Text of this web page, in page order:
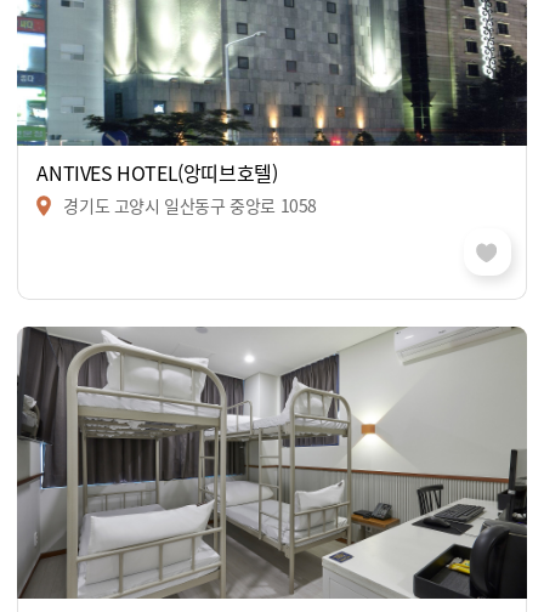
ANTIVES HOTEL(앙띠브호텔)
경기도 고양시 일산동구 중앙로 1058